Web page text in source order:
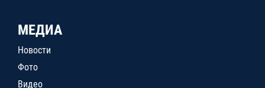
МЕДИА
Новости
Фото
Видео